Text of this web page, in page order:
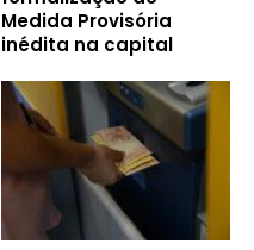
Medida Provisória
inédita na capital